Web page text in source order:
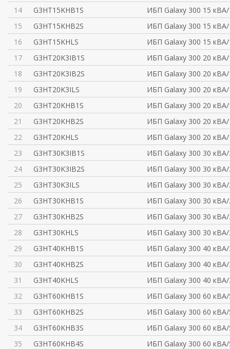
14
G3HT15KHB1S
ИБП Galaxy 300 15
15
G3HT15KHB2S
ИБП Galaxy 300 15
16
G3HT15KHLS
ИБП Galaxy 300 15
17
G3HT20K3IB1S
ИБП Galaxy 300 20
18
G3HT20K3IB2S
ИБП Galaxy 300 20
19
G3HT20K3ILS
ИБП Galaxy 300 20
20
G3HT20KHB1S
ИБП Galaxy 300 20
21
G3HT20KHB2S
ИБП Galaxy 300 20
22
G3HT20KHLS
ИБП Galaxy 300 20
23
G3HT30K3IB1S
ИБП Galaxy 300 30
24
G3HT30K3IB2S
ИБП Galaxy 300 30
25
G3HT30K3ILS
ИБП Galaxy 300 30
26
G3HT30KHB1S
ИБП Galaxy 300 30
27
G3HT30KHB2S
ИБП Galaxy 300 30
28
G3HT30KHLS
ИБП Galaxy 300 30
29
G3HT40KHB1S
ИБП Galaxy 300 40
30
G3HT40KHB2S
ИБП Galaxy 300 40
31
G3HT40KHLS
ИБП Galaxy 300 40
32
G3HT60KHB1S
ИБП Galaxy 300 60
33
G3HT60KHB2S
ИБП Galaxy 300 60
34
G3HT60KHB3S
ИБП Galaxy 300 60
35
G3HT60KHB4S
ИБП Galaxy 300 60